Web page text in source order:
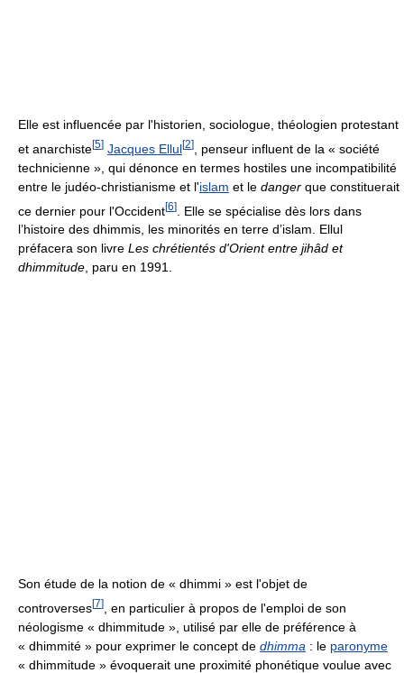
Elle est influencée par l'historien, sociologue, théologien protestant
et anarchiste[5] Jacques Ellul[2]
, penseur influent de la « société
technicienne », qui dénonce en termes hostiles une incompatibilité
entre le judéo-christianisme et l'islam et le danger que constituerait
ce dernier pour l'Occident[6]
. Elle se spécialise dès lors dans
l’histoire des dhimmis, les minorités en terre d’islam. Ellul
préfacera son livre Les chrétientés d'Orient entre jihâd et
dhimmitude, paru en 1991.
Son étude de la notion de « dhimmi » est l'objet de
controverses[7]
, en particulier à propos de l'emploi de son
néologisme « dhimmitude », utilisé par elle de préférence à
« dhimmité » pour exprimer le concept de dhimma : le paronyme
« dhimmitude » évoquerait une proximité phonétique voulue avec